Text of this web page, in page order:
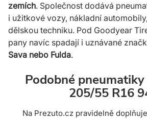
zemích. Společ­nost dodává
i užitkové vozy, nákladní
dělskou techniku. Pod Good­year
pany navíc spadají i uzná­vané
Sava nebo Fulda.
Podobné
205/55 R16
Na Prezuto.cz pravidelně